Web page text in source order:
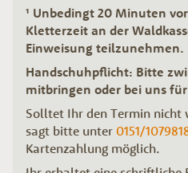
¹ Unbedingt 20 Minuten
Kletterzeit an der
Einweisung teilzunehmen.
Handschuhpflicht: Bitte
mitbringen oder bei uns
Solltet Ihr den Termin nicht
sagt bitte unter 0151/
Kartenzahlung möglich.